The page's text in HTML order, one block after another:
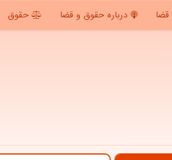
درباره حقوق و قضا حقوق